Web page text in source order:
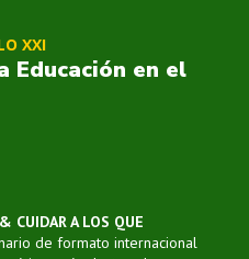
XXI
Educación en el
CUIDAR A LOS QUE
de formato internacional